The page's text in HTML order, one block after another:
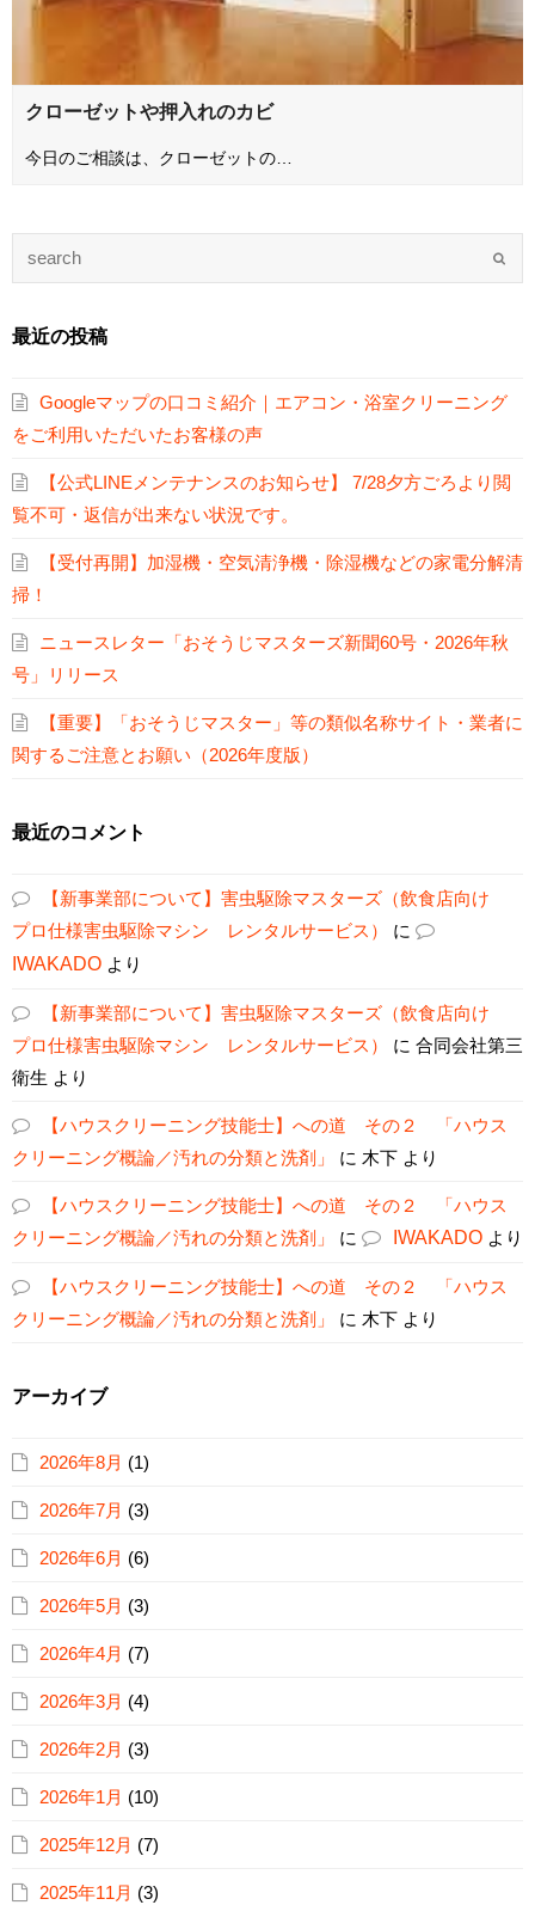
クローゼットや押入れのカビ
今日のご相談は、クローゼットの…
最近の投稿
Googleマップの口コミ紹介｜エアコン・浴室クリーニング
をご利用いただいたお客様の声
【公式LINEメンテナンスのお知らせ】 7/28夕方ごろより閲
覧不可・返信が出来ない状況です。
【受付再開】加湿機・空気清浄機・除湿機などの家電分解清
掃！
ニュースレター「おそうじマスターズ新聞60号・2026年秋
号」リリース
【重要】「おそうじマスター」等の類似名称サイト・業者に
関するご注意とお願い（2026年度版）
最近のコメント
【新事業部について】害虫駆除マスターズ（飲食店向け
プロ仕様害虫駆除マシン レンタルサービス）
に
IWAKADO より
【新事業部について】害虫駆除マスターズ（飲食店向け
プロ仕様害虫駆除マシン レンタルサービス）
に 合同会社第三
衛生 より
【ハウスクリーニング技能士】への道 その２ 「ハウス
クリーニング概論／汚れの分類と洗剤」
に 木下 より
【ハウスクリーニング技能士】への道 その２ 「ハウス
クリーニング概論／汚れの分類と洗剤」
に IWAKADO より
【ハウスクリーニング技能士】への道 その２ 「ハウス
クリーニング概論／汚れの分類と洗剤」
に 木下 より
アーカイブ
2026年8月 (1)
2026年7月 (3)
2026年6月 (6)
2026年5月 (3)
2026年4月 (7)
2026年3月 (4)
2026年2月 (3)
2026年1月 (10)
2025年12月 (7)
2025年11月 (3)